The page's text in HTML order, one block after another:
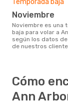
noviembre
noviembre es una temporada
baja para volar a
según los datos
de nuestros
Cómo
Ann